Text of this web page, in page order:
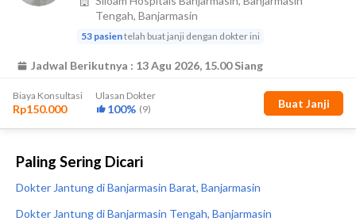
Paling Sering Dicari
Dokter Jantung di Banjarmasin Barat, Banjarmasin
Dokter Jantung di Banjarmasin Tengah, Banjarmasin